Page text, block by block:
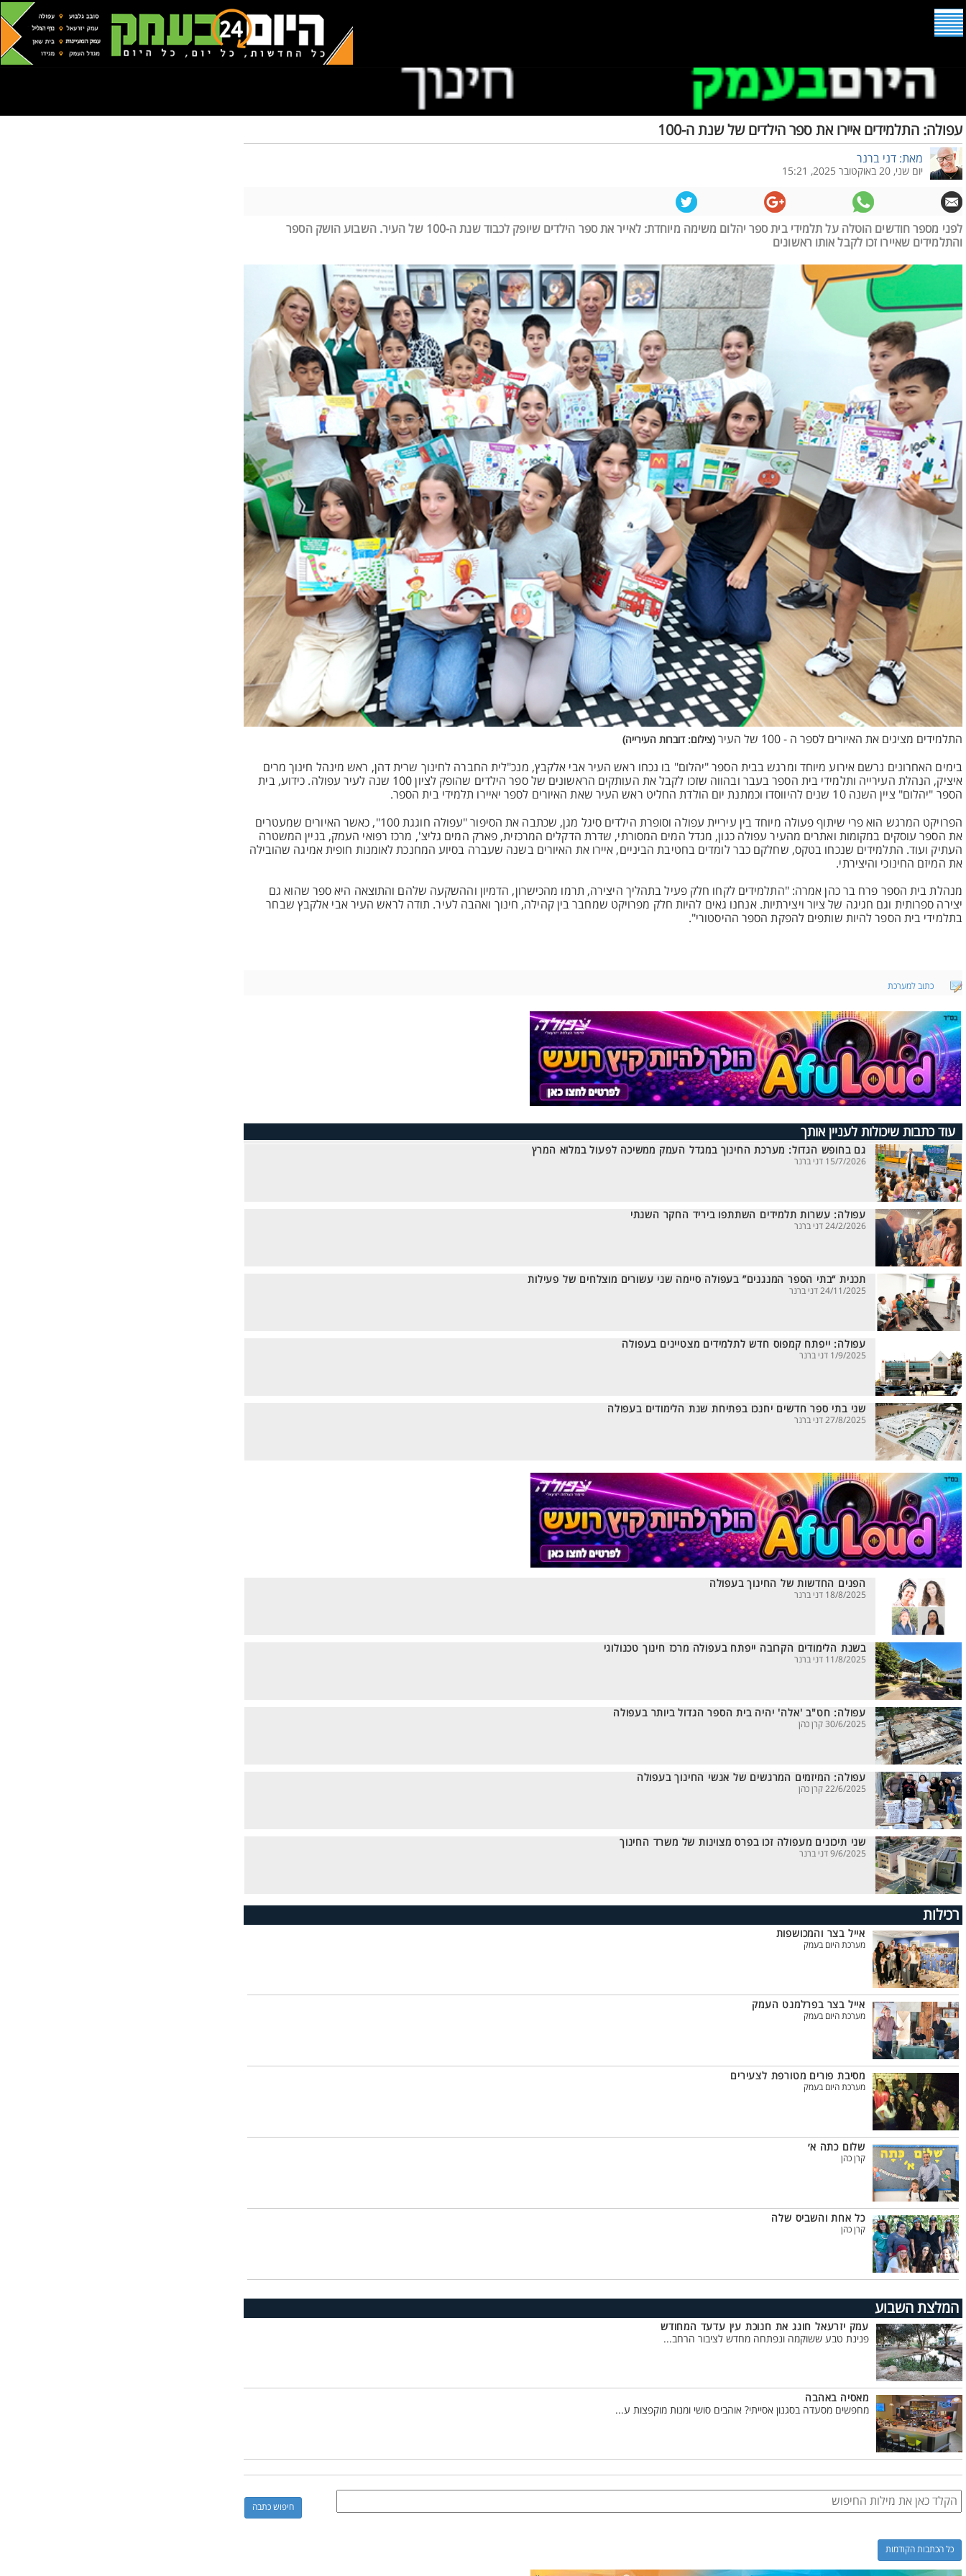
עפולה: התלמידים איירו את ספר הילדים של שנת ה-100
מאת: דני ברנר
יום שני, 20 באוקטובר 2025, 15:21
לפני מספר חודשים הוטלה על תלמידי בית ספר יהלום משימה מיוחדת: לאייר את ספר הילדים שיופק לכבוד שנת ה-100 של העיר. השבוע הושק הספר
והתלמידים שאיירו זכו לקבל אותו ראשונים
התלמידים מציגים את האיורים לספר ה - 100 של העיר (צילום: דוברות העירייה)
בימים האחרונים נרשם אירוע מיוחד ומרגש בבית הספר "יהלום" בו נכחו ראש העיר אבי אלקבץ, מנכ"לית החברה לחינוך שרית דהן, ראש מינהל חינוך מרים
איציק, הנהלת העירייה ותלמידי בית הספר בעבר ובהווה שזכו לקבל את העותקים הראשונים של ספר הילדים שהופק לציון 100 שנה לעיר עפולה. כידוע, בית
הספר "יהלום" ציין השנה 10 שנים להיווסדו וכמתנת יום הולדת החליט ראש העיר שאת האיורים לספר יאיירו תלמידי בית הספר.
הפרויקט המרגש הוא פרי שיתוף פעולה מיוחד בין עיריית עפולה וסופרת הילדים סיגל מגן, שכתבה את הסיפור "עפולה חוגגת 100", כאשר האיורים שמעטרים
את הספר עוסקים במקומות ואתרים מהעיר עפולה כגון, מגדל המים המסורתי, שדרת הדקלים המרכזית, פארק המים גליצ', מרכז רפואי העמק, בניין המשטרה
העתיק ועוד. התלמידים שנכחו בטקס, שחלקם כבר לומדים בחטיבת הביניים, איירו את האיורים בשנה שעברה בסיוע המחנכת לאומנות חופית אמיגה שהובילה
את המיזם החינוכי והיצירתי.
מנהלת בית הספר פרח בר כהן אמרה: "התלמידים לקחו חלק פעיל בתהליך היצירה, תרמו מהכישרון, הדמיון וההשקעה שלהם והתוצאה היא ספר שהוא גם
יצירה ספרותית וגם חגיגה של ציור ויצירתיות. אנחנו גאים להיות חלק מפרויקט שמחבר בין קהילה, חינוך ואהבה לעיר. תודה לראש העיר אבי אלקבץ שבחר
בתלמידי בית הספר להיות שותפים להפקת הספר ההיסטורי".
כתוב למערכת
עוד כתבות שיכולות לעניין אותך
גם בחופש הגדול: מערכת החינוך במגדל העמק ממשיכה לפעול במלוא המרץ
15/7/2026 דני ברנר
עפולה: עשרות תלמידים השתתפו ביריד החקר השנתי
24/2/2026 דני ברנר
תכנית “בתי הספר המנגנים” בעפולה סיימה שני עשורים מוצלחים של פעילות
24/11/2025 דני ברנר
עפולה: ייפתח קמפוס חדש לתלמידים מצטיינים בעפולה
1/9/2025 דני ברנר
שני בתי ספר חדשים יחנכו בפתיחת שנת הלימודים בעפולה
27/8/2025 דני ברנר
הפנים החדשות של החינוך בעפולה
18/8/2025 דני ברנר
בשנת הלימודים הקרובה ייפתח בעפולה מרכז חינוך טכנולוגי
11/8/2025 דני ברנר
עפולה: חט"ב 'אלה' יהיה בית הספר הגדול ביותר בעפולה
30/6/2025 קרן כהן
עפולה: המיזמים המרגשים של אנשי החינוך בעפולה
22/6/2025 קרן כהן
שני תיכונים מעפולה זכו בפרס מצוינות של משרד החינוך
9/6/2025 דני ברנר
רכילות
אייל בצר והמכושפות
מערכת היום בעמק
אייל בצר בפרלמנט העמק
מערכת היום בעמק
מסיבת פורים מטורפת לצעירים
מערכת היום בעמק
שלום כתה א׳
קרן כהן
כל אחת והשביס שלה
קרן כהן
המלצת השבוע
עמק יזרעאל חוגג את חנוכת עין עדעד המחודש
פנינת טבע ששוקמה ונפתחה מחדש לציבור הרחב...
מאסיה באהבה
מחפשים מסעדה בסגנון אסייתי? אוהבים סושי ומנות מוקפצות ע...
כל הכתבות הקודמות